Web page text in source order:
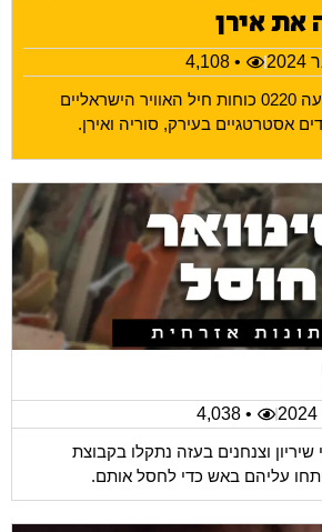
אירן
• 4,108
היום לפנות בוקר בשעה 0220 כוחות חיל האוויר הישראליים
אסטרטגיים בעירק, סוריה ואירן.
• 4,038
וצנחנים בעזה נתקלו בקבוצת
עליהם באש כדי לחסל אותם.